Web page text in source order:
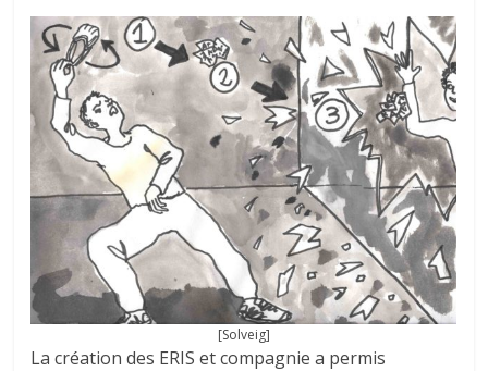
[Solveig]
La création des ERIS et compagnie a permis